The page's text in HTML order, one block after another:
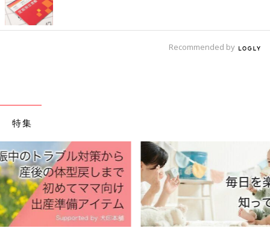
Recommended by
特集